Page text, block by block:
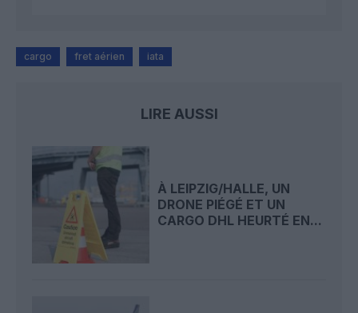
cargo fret aérien iata
LIRE AUSSI
À LEIPZIG/HALLE, UN
DRONE PIÉGÉ ET UN
CARGO DHL HEURTÉ EN...